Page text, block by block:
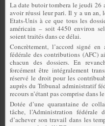
La date butoir tombera le jeudi 26
avoir réussi leur pari. Il y a un an,
Etats-Unis à ce que tous les
américain – soit 4450 environ
soient traités dans ce délai.
Concrètement, l’accord signé
fédérale des contributions (AFC)
chacun des dossiers. En
forcément être intégralement
réservé le droit pour les
auprès du Tribunal administratif
recours n’étant pas comprise dans
Dotée d’une quarantaine de
tâche, l’Administration fédérale
d’achever son travail dans les